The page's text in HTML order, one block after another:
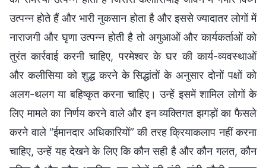
उत्पन्न होते हैं और भारी नुकसान होता है और इससे ज्यादातर लोगों में
नाराजगी और घृणा उत्पन्न होती है तो अगुआओं और कार्यकर्ताओं को
तुरंत कार्रवाई करनी चाहिए, परमेश्वर के घर की कार्य-व्यवस्थाओं
और कलीसिया को शुद्ध करने के सिद्धांतों के अनुसार दोनों पक्षों को
अलग-थलग या बहिष्कृत करना चाहिए। उन्हें इसमें शामिल लोगों के
लिए मामले का निर्णय करने वाले और इन व्यक्तिगत झगड़ों का फैसले
करने वाले “ईमानदार अधिकारियों” की तरह क्रियाकलाप नहीं करना
चाहिए, उन्हें यह देखने के लिए कि कौन सही है और कौन गलत, कौन